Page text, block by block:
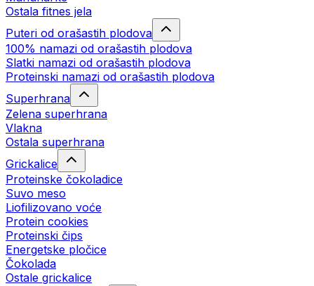
Ostala fitnes jela
Puteri od orašastih plodova
100% namazi od orašastih plodova
Slatki namazi od orašastih plodova
Proteinski namazi od orašastih plodova
Superhrana
Zelena superhrana
Vlakna
Ostala superhrana
Grickalice
Proteinske čokoladice
Suvo meso
Liofilizovano voće
Protein cookies
Proteinski čips
Energetske pločice
Čokolada
Ostale grickalice